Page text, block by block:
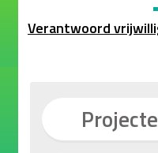
Verantwoord